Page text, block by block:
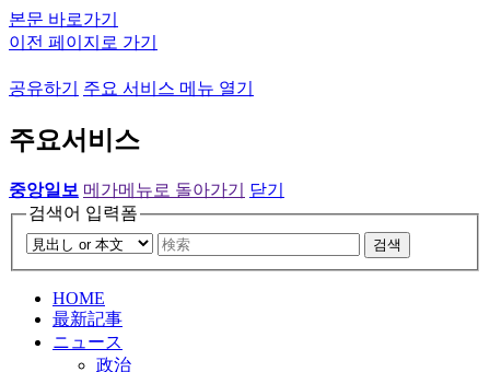
본문 바로가기
이전 페이지로 가기
공유하기 주요 서비스 메뉴 열기
주요서비스
중앙일보 메가메뉴로 돌아가기
닫기
검색어 입력폼
검색
HOME
最新記事
ニュース
政治